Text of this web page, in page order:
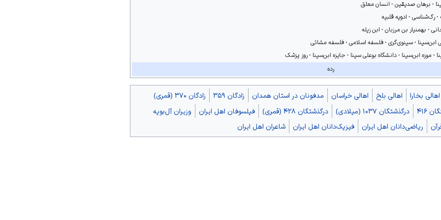
۱۳۷۱ش.
نوآوری‌ها»، تهران، حکمت سینوی، دوره ۱۴، شماره ۴۳، ۱۳۸۹ش.
جربزه‌دار، تهران، اساطیر، ۱۳۸۴ش.
به‌تحقیق صادق‌کیا، تهران، ۱۳۴۴ش.
Brian Duignan, Medieval Philosophy. The Rosen Publishing Group, 2010.
Kusky, Timothy M., Cullen, Katherine E., Encyclopedia of Earth and Space Science. Infobase Publishing,
Michael Kort, Central Asian republics, Infobase Publishing, 2004.
برهان صدیقین
انسان معلق
رگ‌شناسی
ادویه قلبیه
بهمنیار بن مرزبان
ابن زیله
سینوی‌گری فلسفه اسلامی
فلسفه مشائی
موزه ابن‌سینا دانشگاه بوعلی سینا جایزه ابن‌سینا
روز پزشک
رده
اهالی بخارا اهالی بلخ اهالی خراسان مدفونان در استان همدان زادگان ۳۵۹
زادگان ۳۷۰ (قمری)
۴۱۶ درگذشتگان ۱۰۳۷ (میلادی) درگذشتگان ۴۲۸ (قمری) فیلسوفان اهل ایران
وزیران آل‌بویه
ریاضی‌دانان اهل ایران فیزیک‌دانان اهل ایران شاعران اهل ایران